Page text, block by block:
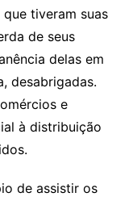
tiveram suas
de seus
delas em
desabrigadas.
e
à distribuição
de assistir os